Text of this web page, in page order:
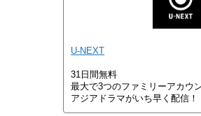
U-NEXT
31日間無料
最大で3つのファミリーアカウ
アジアドラマがいち早く配信！